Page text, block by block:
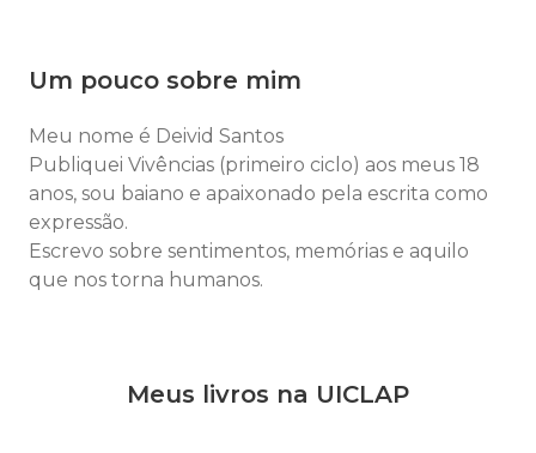
Um pouco sobre mim
Meu nome é Deivid Santos
Publiquei Vivências (primeiro ciclo) aos meus 18
anos, sou baiano e apaixonado pela escrita como
expressão.
Escrevo sobre sentimentos, memórias e aquilo
que nos torna humanos.
Meus livros na UICLAP